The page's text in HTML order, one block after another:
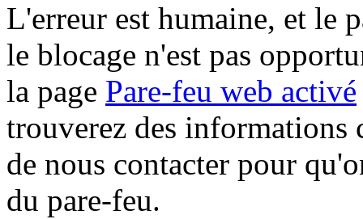
L'erreur est humaine, et le
le blocage n'est pas
la page Pare-feu web activé
trouverez des informations
de nous contacter pour
du pare-feu.